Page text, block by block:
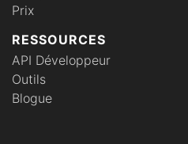
Prix
RESSOURCES
API Développeur
Outils
Blogue